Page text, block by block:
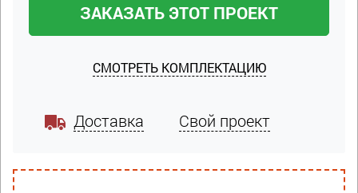
ЗАКАЗАТЬ ЭТОТ ПРОЕКТ
СМОТРЕТЬ КОМПЛЕКТАЦИЮ
Доставка Свой проект